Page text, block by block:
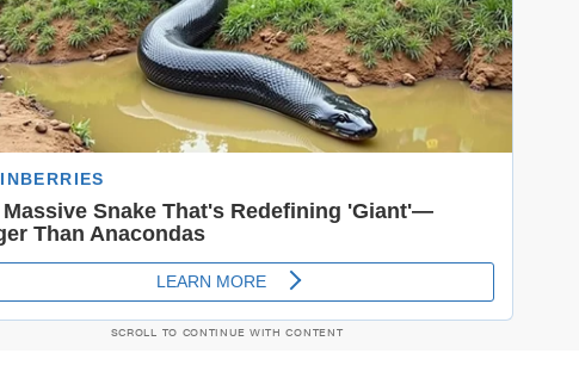
SCROLL TO CONTINUE WITH CONTENT